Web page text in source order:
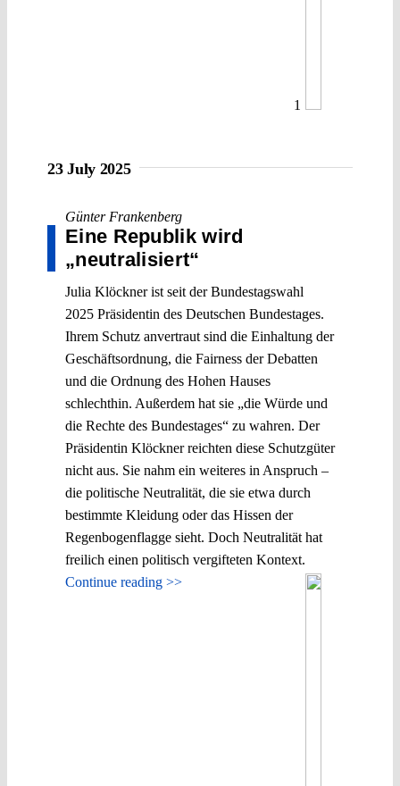
1
23 July 2025
Günter Frankenberg
Eine Republik wird
„neutralisiert“
Julia Klöckner ist seit der Bundestagswahl
2025 Präsidentin des Deutschen Bundestages.
Ihrem Schutz anvertraut sind die Einhaltung der
Geschäftsordnung, die Fairness der Debatten
und die Ordnung des Hohen Hauses
schlechthin. Außerdem hat sie „die Würde und
die Rechte des Bundestages“ zu wahren. Der
Präsidentin Klöckner reichten diese Schutzgüter
nicht aus. Sie nahm ein weiteres in Anspruch –
die politische Neutralität, die sie etwa durch
bestimmte Kleidung oder das Hissen der
Regenbogenflagge sieht. Doch Neutralität hat
freilich einen politisch vergifteten Kontext.
Continue reading >>